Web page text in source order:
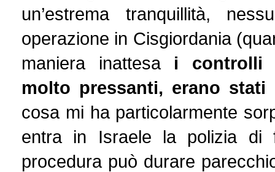
un’estrema tranquillità,
operazione in Cisgiordania
maniera inattesa i controlli
molto pressanti, erano
cosa mi ha particolarmente
entra in Israele la polizia di
procedura può durare